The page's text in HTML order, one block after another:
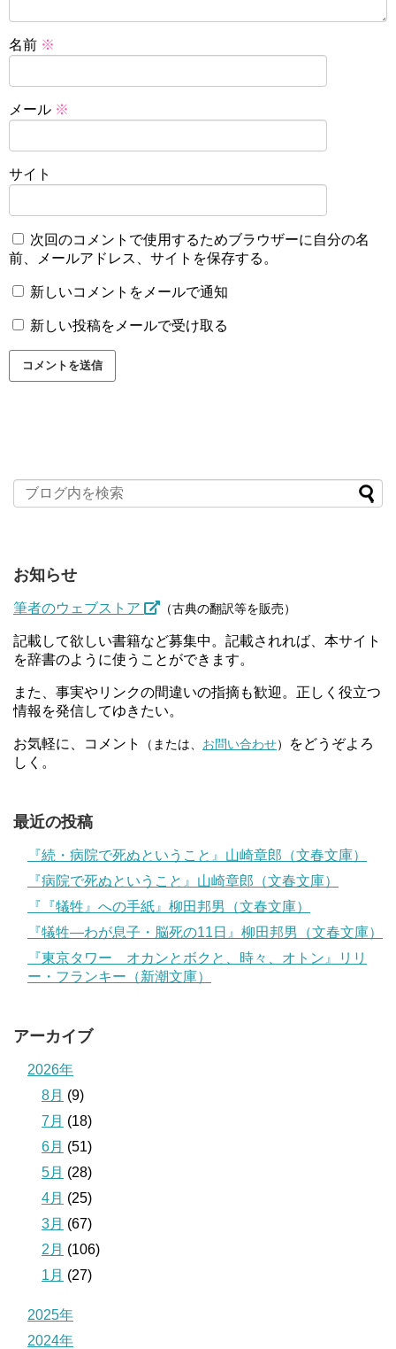
名前 ※
メール ※
サイト
次回のコメントで使用するためブラウザーに自分の名
前、メールアドレス、サイトを保存する。
新しいコメントをメールで通知
新しい投稿をメールで受け取る
お知らせ
筆者のウェブストア （古典の翻訳等を販売）
記載して欲しい書籍など募集中。記載されれば、本サイト
を辞書のように使うことができます。
また、事実やリンクの間違いの指摘も歓迎。正しく役立つ
情報を発信してゆきたい。
お気軽に、コメント （または、 お問い合わせ）
をどうぞよろ
しく。
最近の投稿
『続・病院で死ぬということ』山崎章郎（文春文庫）
『病院で死ぬということ』山崎章郎（文春文庫）
『『犠牲』への手紙』柳田邦男（文春文庫）
『犠牲―わが息子・脳死の11日』柳田邦男（文春文庫）
『東京タワー オカンとボクと、時々、オトン』リリ
ー・フランキー（新潮文庫）
アーカイブ
2026年
8月 (9)
7月 (18)
6月 (51)
5月 (28)
4月 (25)
3月 (67)
2月 (106)
1月 (27)
2025年
2024年